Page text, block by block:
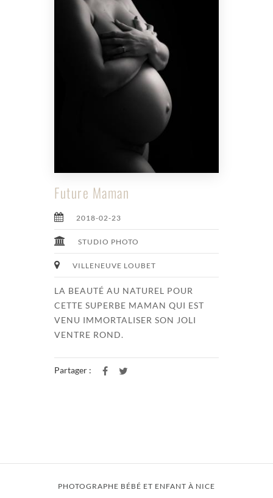
Future Maman
2018-02-23
STUDIO PHOTO
VILLENEUVE LOUBET
LA BEAUTÉ AU NATUREL POUR
CETTE SUPERBE MAMAN QUI EST
VENU IMMORTALISER SON JOLI
VENTRE ROND.
Partager :
PHOTOGRAPHE BÉBÉ ET ENFANT À NICE